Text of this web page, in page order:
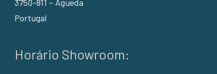
3750-811 – Águeda
Portugal
Horário Showroom: